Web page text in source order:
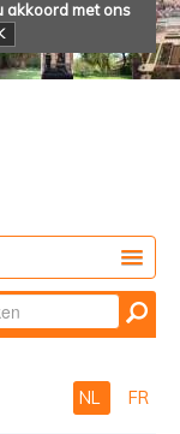
akkoord met ons
NL FR